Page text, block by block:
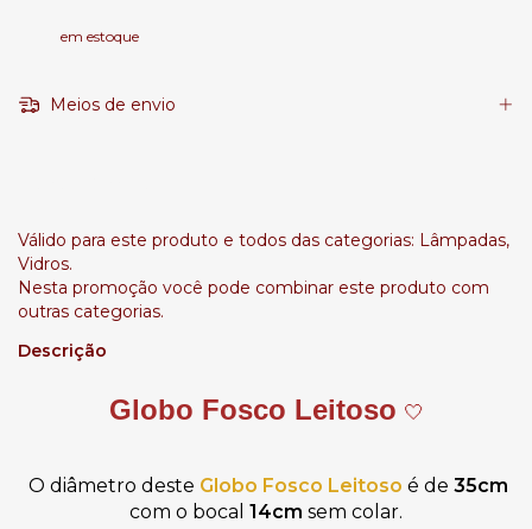
em estoque
Meios de envio
Válido para este produto e todos das categorias: Lâmpadas,
Vidros.
Nesta promoção você pode combinar este produto com
outras categorias.
Descrição
Globo Fosco Leitoso 🤍
O diâmetro deste Globo Fosco Leitoso é de 35cm
com o bocal 14cm sem colar.